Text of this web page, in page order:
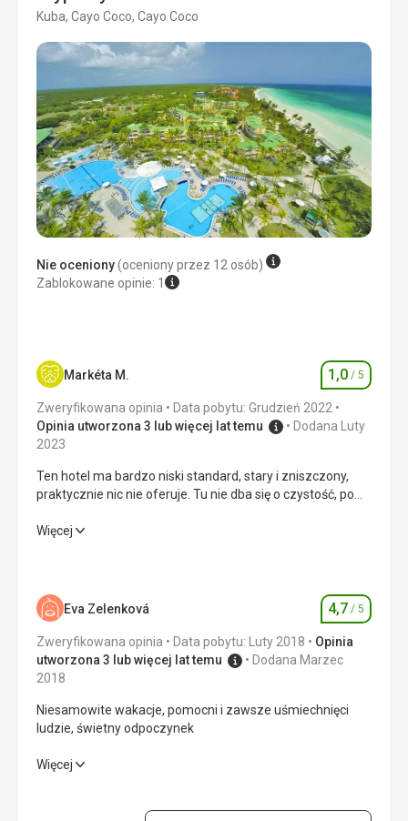
4/5
Kuba, Cayo Coco, Cayo Coco
Nie oceniony(oceniony przez 12 osób)
Zablokowane opinie: 1
Markéta M. Ocena
1,0 / 5
Zweryfikowana opinia
Data pobytu: Grudzień 2022
Opinia utworzona 3 lub więcej lat temu
Dodana Luty
2023
Ten hotel ma bardzo niski standard, stary i zniszczony,
praktycznie nic nie oferuje. Tu nie dba się o czystość, po
żadnym wypadku nie polecam, nawet doświadczonym
Ten hotel ma bardzo niski standard, stary i zniszczony,
podróżnikom.
Wyżywienie 1,0
Zakwaterowanie
Okolica 1,0
Więcej
Eva Zelenková Ocena
4,7 / 5
Zweryfikowana opinia Data pobytu: Luty 2018
Opinia
utworzona 3 lub więcej lat temu
Dodana Marzec
2018
Niesamowite wakacje, pomocni i zawsze uśmiechnięci
ludzie, świetny odpoczynek
Niesamowite wakacje, pomocni i zawsze uśmiechnięci
Więcej